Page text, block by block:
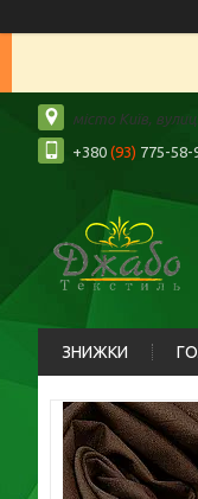
місто Київ,
+380 (93) 775-58-
ЗНИЖКИ